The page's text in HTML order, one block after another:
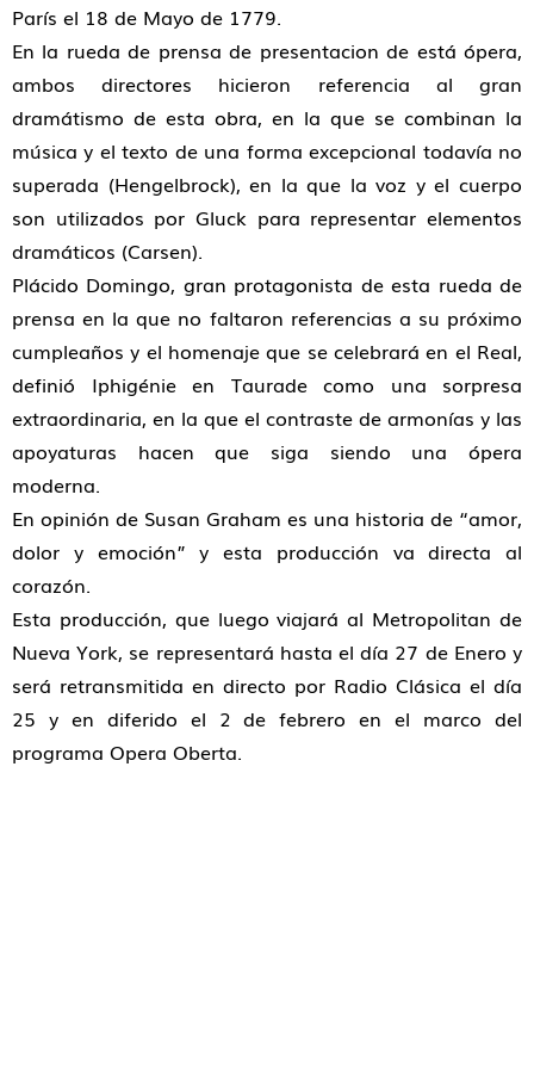
París el 18 de Mayo de 1779.
En la rueda de prensa de presentacion de está ópera,
ambos directores hicieron referencia al gran
dramátismo de esta obra, en la que se combinan la
música y el texto de una forma excepcional todavía no
superada (Hengelbrock), en la que la voz y el cuerpo
son utilizados por Gluck para representar elementos
dramáticos (Carsen).
Plácido Domingo, gran protagonista de esta rueda de
prensa en la que no faltaron referencias a su próximo
cumpleaños y el homenaje que se celebrará en el Real,
definió Iphigénie en Taurade como una sorpresa
extraordinaria, en la que el contraste de armonías y las
apoyaturas hacen que siga siendo una ópera
moderna.
En opinión de Susan Graham es una historia de “amor,
dolor y emoción” y esta producción va directa al
corazón.
Esta producción, que luego viajará al Metropolitan de
Nueva York, se representará hasta el día 27 de Enero y
será retransmitida en directo por Radio Clásica el día
25 y en diferido el 2 de febrero en el marco del
programa Opera Oberta.